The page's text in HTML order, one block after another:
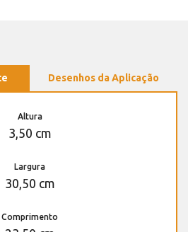
Desenhos da Aplicação
Altura
3,50 cm
Largura
30,50 cm
Comprimento